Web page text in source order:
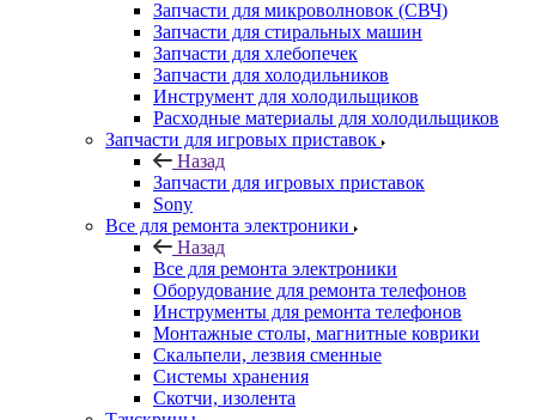
Запчасти для микроволновок (СВЧ)
Запчасти для стиральных машин
Запчасти для хлебопечек
Запчасти для холодильников
Инструмент для холодильщиков
Расходные материалы для холодильщиков
Запчасти для игровых приставок
Назад
Запчасти для игровых приставок
Sony
Все для ремонта электроники
Назад
Все для ремонта электроники
Оборудование для ремонта телефонов
Инструменты для ремонта телефонов
Монтажные столы, магнитные коврики
Скальпели, лезвия сменные
Системы хранения
Скотчи, изолента